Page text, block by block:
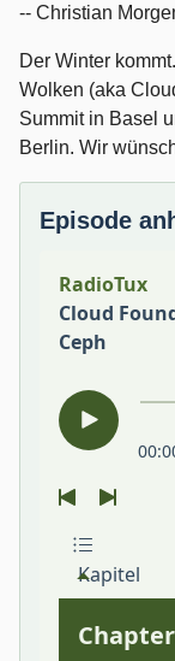
-- Christian
Der Winter
Wolken (aka
Summit in Basel
Berlin. Wir
Episode